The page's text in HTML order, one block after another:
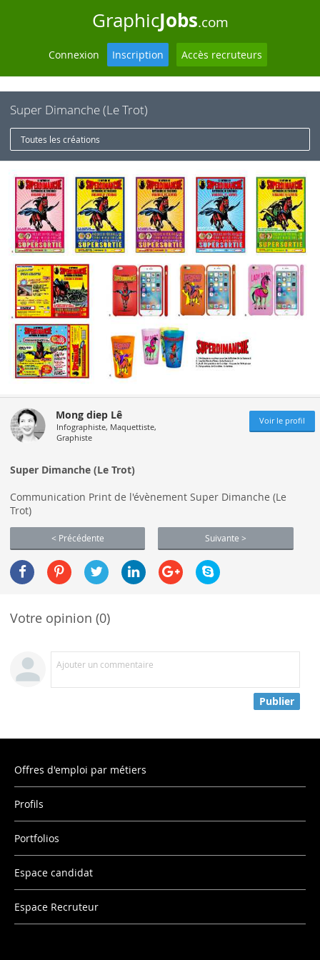
GraphicJobs.com
Connexion Inscription Accès recruteurs
Super Dimanche (Le Trot)
Toutes les créations
Mong diep Lê
Infographiste, Maquettiste,
Graphiste
Voir le profil
Super Dimanche (Le Trot)
Communication Print de l'évènement Super Dimanche (Le
Trot)
< Précédente Suivante >
Votre opinion (0)
Ajouter un commentaire
Publier
Offres d'emploi par métiers
Profils
Portfolios
Espace candidat
Espace Recruteur